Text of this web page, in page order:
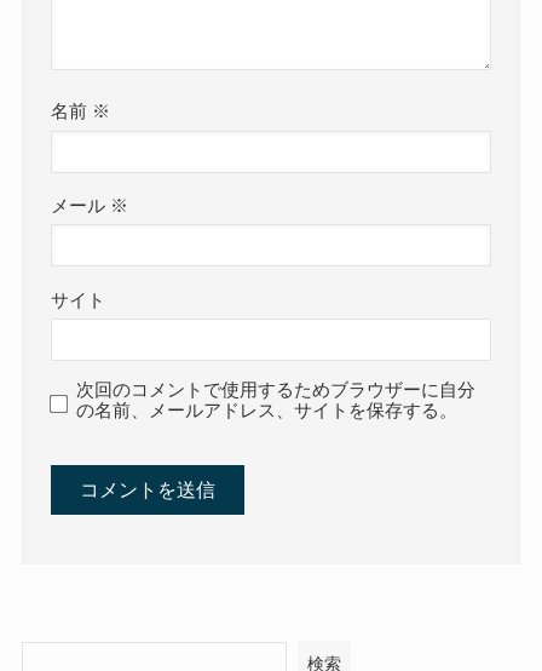
名前 ※
メール ※
サイト
次回のコメントで使用するためブラウザーに自分
の名前、メールアドレス、サイトを保存する。
検索